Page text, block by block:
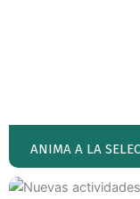
ANIMA A LA